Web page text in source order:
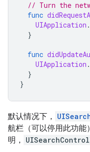
// Turn the
func
UIApplication .
}
func
UIApplication .
}
}
默认情况下，
航栏（可以停用此功能
明，